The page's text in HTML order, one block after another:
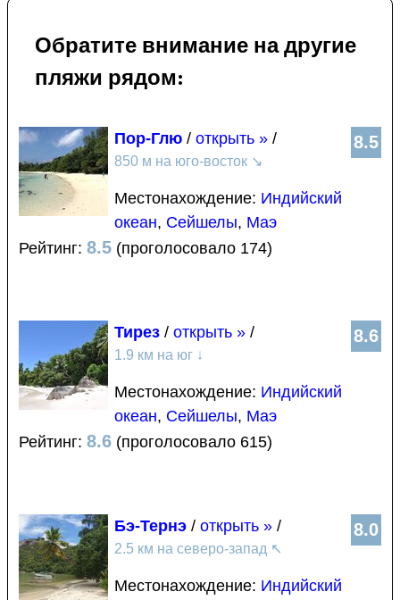
Обратите внимание на другие
пляжи рядом:
8.5
Пор-Глю / открыть » /
850 м на юго-восток ↘
Местонахождение: Индийский
океан, Сейшелы, Маэ
Рейтинг: 8.5 (проголосовало 174)
8.6
Тирез / открыть » /
1.9 км на юг ↓
Местонахождение: Индийский
океан, Сейшелы, Маэ
Рейтинг: 8.6 (проголосовало 615)
8.0
Бэ-Тернэ / открыть » /
2.5 км на северо-запад ↖
Местонахождение: Индийский